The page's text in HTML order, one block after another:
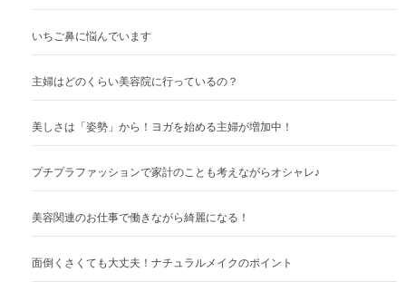
いちご鼻に悩んでいます
主婦はどのくらい美容院に行っているの？
美しさは「姿勢」から！ヨガを始める主婦が増加中！
プチプラファッションで家計のことも考えながらオシャレ♪
美容関連のお仕事で働きながら綺麗になる！
面倒くさくても大丈夫！ナチュラルメイクのポイント